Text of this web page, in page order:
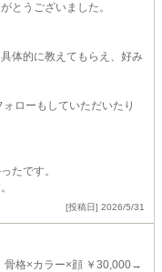
とうございました。
体的に教えてもらえ、好み
ローもしていただいたり
たです。
[投稿日] 2026/5/31
骨格×カラー×顔 ￥30,000→